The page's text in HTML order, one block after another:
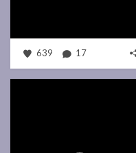
639 17